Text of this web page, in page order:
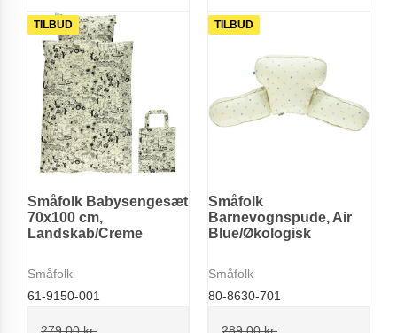
TILBUD
Småfolk Babysengesæt
70x100 cm,
Landskab/Creme
Småfolk
61-9150-001
TILBUD
Småfolk
Barnevognspude, Air
Blue/Økologisk
Småfolk
80-8630-701